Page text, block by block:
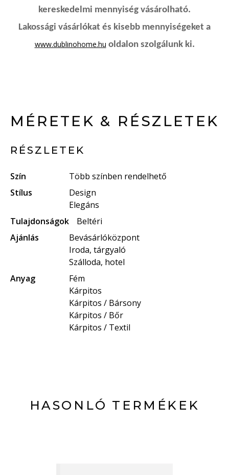
kereskedelmi mennyiség vásárolható.
Lakossági vásárlókat és kisebb mennyiségeket a
www.dublinohome.hu oldalon szolgálunk ki.
MÉRETEK & RÉSZLETEK
RÉSZLETEK
Szín
Több színben rendelhető
Stílus
Design
Elegáns
Tulajdonságok
Beltéri
Ajánlás
Bevásárlóközpont
Iroda, tárgyaló
Szálloda, hotel
Anyag
Fém
Kárpitos
Kárpitos / Bársony
Kárpitos / Bőr
Kárpitos / Textil
HASONLÓ TERMÉKEK